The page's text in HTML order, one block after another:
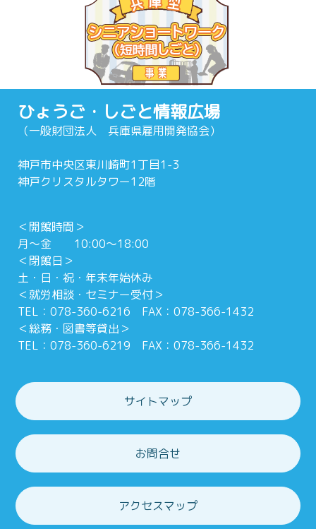
ひょうご・しごと情報広場
（一般財団法人 兵庫県雇用開発協会）
神戸市中央区東川崎町1丁目1-3
神戸クリスタルタワー12階
＜開館時間＞
月～金 10:00～18:00
＜閉館日＞
土・日・祝・年末年始休み
＜就労相談・セミナー受付＞
TEL：078-360-6216 FAX：078-366-1432
＜総務・図書等貸出＞
TEL：078-360-6219 FAX：078-366-1432
サイトマップ
お問合せ
アクセスマップ